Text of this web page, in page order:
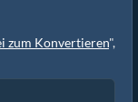
zum Konvertieren",